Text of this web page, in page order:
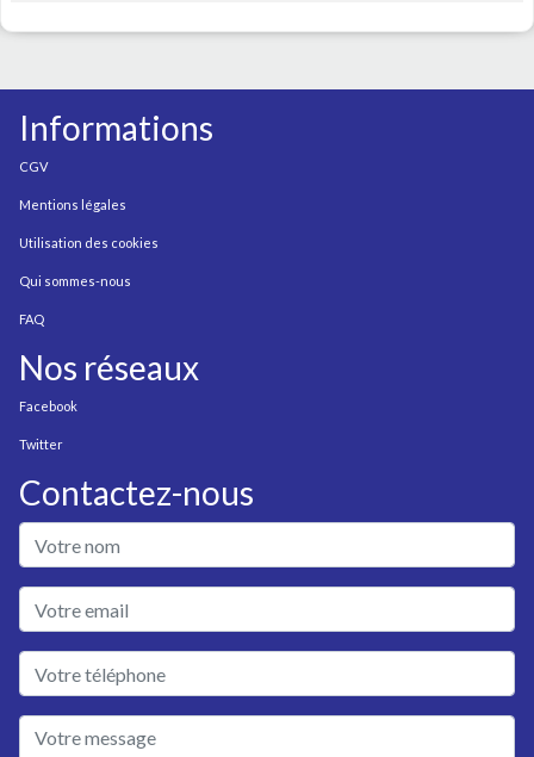
Informations
CGV
Mentions légales
Utilisation des cookies
Qui sommes-nous
FAQ
Nos réseaux
Facebook
Twitter
Contactez-nous